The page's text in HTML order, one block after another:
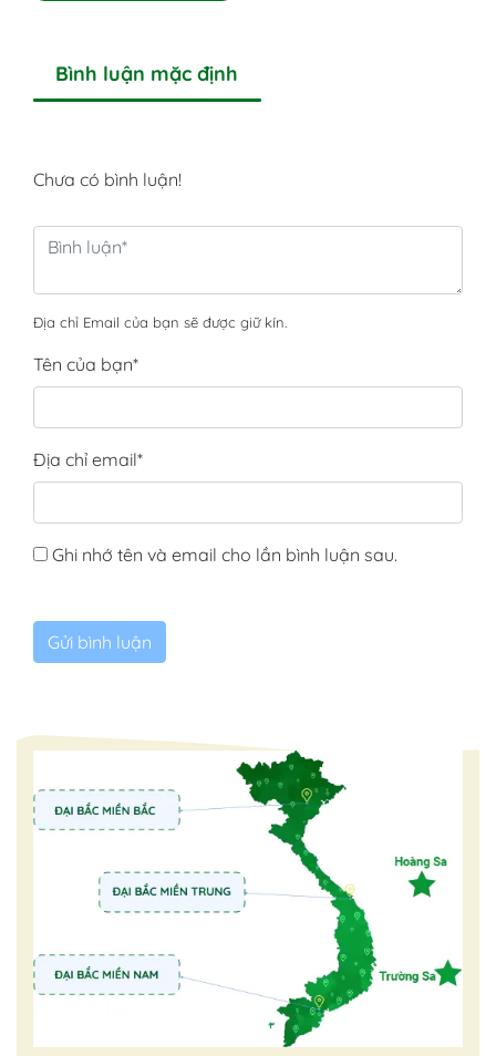
Bình luận mặc định
Chưa có bình luận!
Địa chỉ Email của bạn sẽ được giữ kín.
Tên của bạn*
Địa chỉ email*
Ghi nhớ tên và email cho lần bình luận sau.